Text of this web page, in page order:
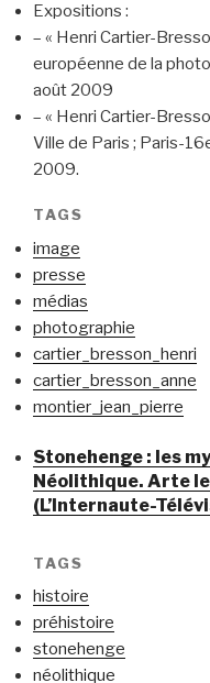
Expositions :
– « Henri Cartier-
européenne de la
août 2009
– « Henri Cartier-
Ville de Paris ; Paris-
2009.
TAGS
image
presse
médias
photographie
cartier_bresson_henri
cartier_bresson_anne
montier_jean_pierre
Stonehenge : les
Néolithique. Arte
(L’Internaute-
TAGS
histoire
préhistoire
stonehenge
néolithique